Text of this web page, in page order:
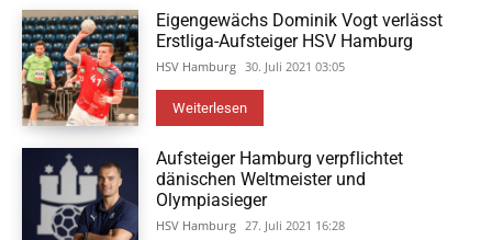
Eigengewächs Dominik Vogt verlässt
Erstliga-Aufsteiger HSV Hamburg
HSV Hamburg 30. Juli 2021 03:05
Weiterlesen
Aufsteiger Hamburg verpflichtet
dänischen Weltmeister und
Olympiasieger
HSV Hamburg 27. Juli 2021 16:28